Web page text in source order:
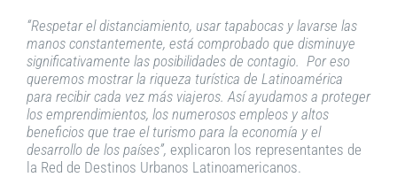
“Respetar el distanciamiento, usar tapabocas y lavarse las
manos constantemente, está comprobado que disminuye
significativamente las posibilidades de contagio. Por eso
queremos mostrar la riqueza turística de Latinoamérica
para recibir cada vez más viajeros. Así ayudamos a proteger
los emprendimientos, los numerosos empleos y altos
beneficios que trae el turismo para la economía y el
desarrollo de los países”, explicaron los representantes de
la Red de Destinos Urbanos Latinoamericanos.